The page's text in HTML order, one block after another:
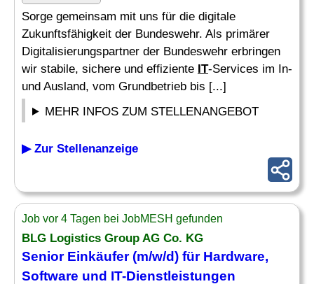
Sorge gemeinsam mit uns für die digitale
Zukunftsfähigkeit der Bundeswehr. Als primärer
Digitalisierungspartner der Bundeswehr erbringen
wir stabile, sichere und effiziente IT-Services im In-
und Ausland, vom Grundbetrieb bis [...]
MEHR INFOS ZUM STELLENANGEBOT
▶ Zur Stellenanzeige
Job vor 4 Tagen bei JobMESH gefunden
BLG Logistics Group AG Co. KG
Senior Einkäufer (m/w/d) für Hardware,
Software und IT-Dienstleistungen